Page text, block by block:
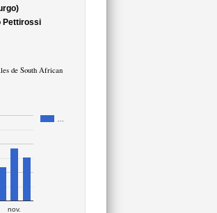
Pettirossi
de South African
nov.